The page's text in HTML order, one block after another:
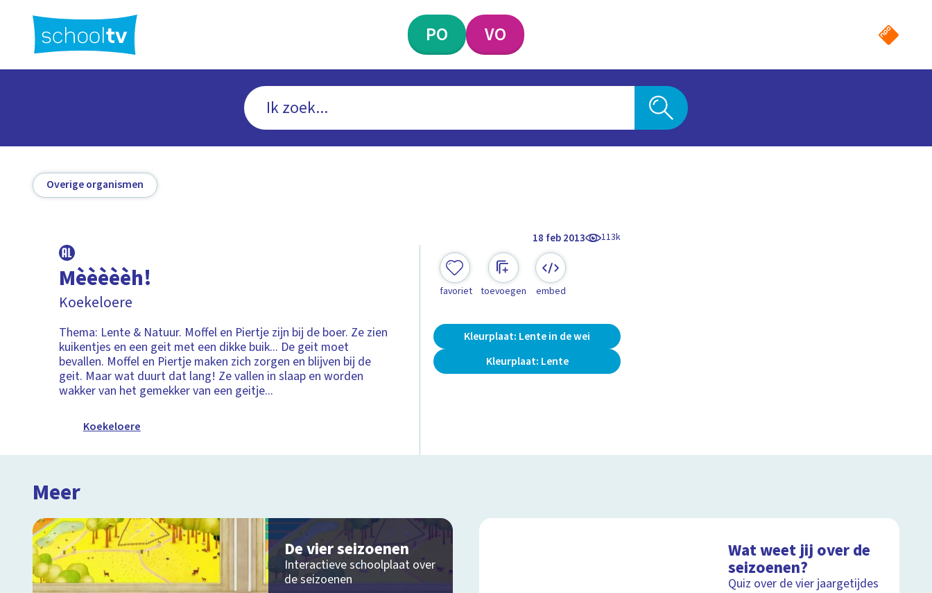
hoofdinhoud
PO VO
Overige organismen
18 feb 2013 113k
Mèèèèèh!
Koekeloere
Thema: Lente & Natuur. Moffel en Piertje zijn bij de boer. Ze zien
kuikentjes en een geit met een dikke buik... De geit moet
bevallen. Moffel en Piertje maken zich zorgen en blijven bij de
geit. Maar wat duurt dat lang! Ze vallen in slaap en worden
wakker van het gemekker van een geitje...
Koekeloere
favoriet toevoegen embed
Kleurplaat: Lente in de wei
Kleurplaat: Lente
Meer
De vier seizoenen
Interactieve schoolplaat over
de seizoenen
Wat weet jij over de
seizoenen?
Quiz over de vier jaargetijdes